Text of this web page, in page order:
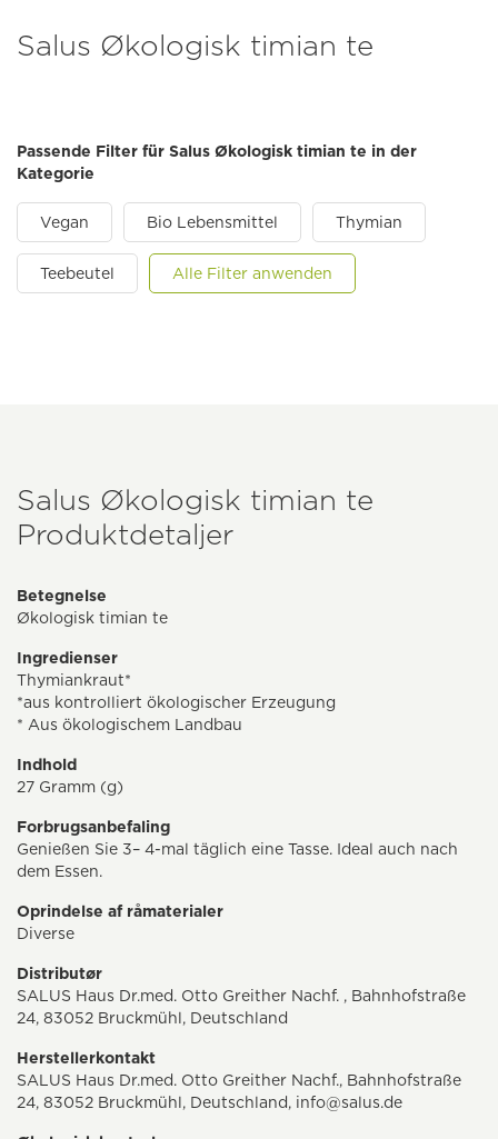
Salus Økologisk timian te
Passende Filter für Salus Økologisk timian te in der
Kategorie
Vegan Bio Lebensmittel Thymian
Teebeutel Alle Filter anwenden
Salus Økologisk timian te
Produktdetaljer
Betegnelse
Økologisk timian te
Ingredienser
Thymiankraut*
*aus kontrolliert ökologischer Erzeugung
* Aus ökologischem Landbau
Indhold
27 Gramm (g)
Forbrugsanbefaling
Genießen Sie 3– 4-mal täglich eine Tasse. Ideal auch nach
dem Essen.
Oprindelse af råmaterialer
Diverse
Distributør
SALUS Haus Dr.med. Otto Greither Nachf. , Bahnhofstraße
24, 83052 Bruckmühl, Deutschland
Herstellerkontakt
SALUS Haus Dr.med. Otto Greither Nachf., Bahnhofstraße
24, 83052 Bruckmühl, Deutschland, info@salus.de